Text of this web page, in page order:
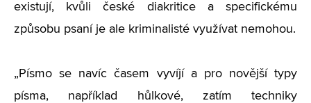
existují, kvůli české diakritice a specifickému
způsobu psaní je ale kriminalisté využívat nemohou.
„Písmo se navíc časem vyvíjí a pro novější typy
písma, například hůlkové, zatím techniky